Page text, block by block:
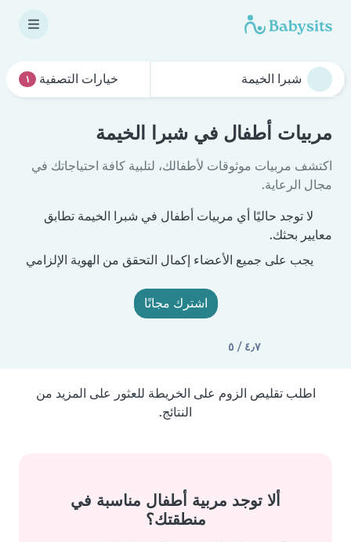
خيارات التصفية ١
مربيات أطفال في شبرا الخيمة
اكتشف مربيات موثوقات لأطفالك، لتلبية كافة احتياجاتك في
مجال الرعاية.
لا توجد حاليًا أي مربيات أطفال في شبرا الخيمة تطابق
معايير بحثك.
يجب على جميع الأعضاء إكمال التحقق من الهوية الإلزامي
اشترك مجانًا
٤٫٧ / ٥
اطلب تقليص الزوم على الخريطة للعثور على المزيد من
النتائج.
ألا توجد مربية أطفال مناسبة في
منطقتك؟